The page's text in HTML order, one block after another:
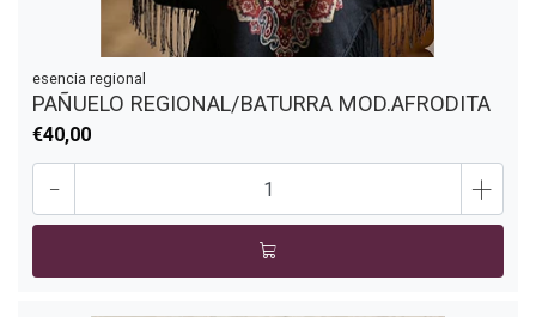
esencia regional
PAÑUELO REGIONAL/BATURRA MOD.AFRODITA
€40,00
- +